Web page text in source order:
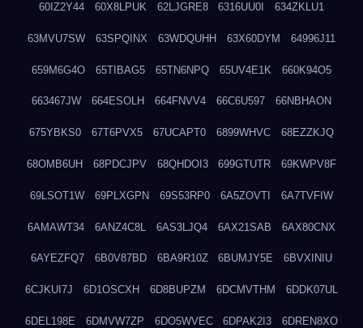
60IZ2Y44 60X8LPUK 62LJGRE8 6316UU0I 634ZKLU1
63MVU7SW 63SPQINX 63WDQUHH 63X60DYM 64996J11
659M6G4O 65TIBAG5 65TN6NPQ 65UV4E1K 660K94O5
663467JW 664ESOLH 664FNVV4 66C6U597 66NBHAON
675YBKS0 67T6PVX5 67UCAPT0 6899WHVC 68EZZKJQ
68OMB6UH 68PDCJPV 68QHDOI3 699GTUTR 69KWPV8F
69LSOT1W 69PLXGPN 69S53RP0 6A5ZOVTI 6A7TVFIW
6AMAWT34 6ANZ4C8L 6AS3LJQ4 6AX21SAB 6AX80CNX
6AYEZFQ7 6B0V87BD 6BA9R10Z 6BUMJY5E 6BVXINIU
6CJKUI7J 6D1OSCXH 6D8BUPZM 6DCMVTHM 6DDK07UL
6DEL198E 6DMVW7ZP 6DO5WVEC 6DPAK2I3 6DREN8XO